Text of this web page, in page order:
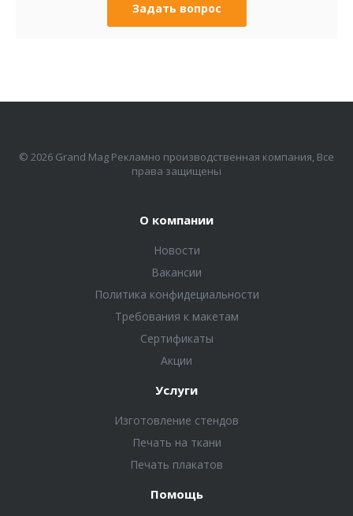
Задать вопрос
© 2026 Grand Mag Рекламно производственная компания, Все
права защищены
О компании
Новости
Вакансии
Политика конфидециальности
Требования к макетам
Сертификаты
Акции
Услуги
Изготовление стендов
Печать на ткани
Печать плакатов
Помощь